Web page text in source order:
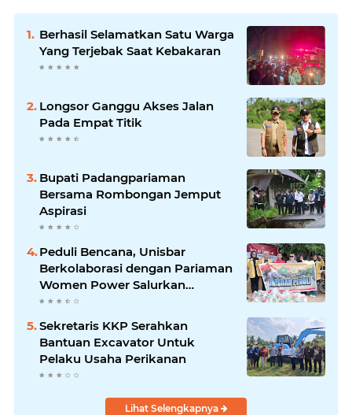
Berhasil Selamatkan Satu Warga
Yang Terjebak Saat Kebakaran
Longsor Ganggu Akses Jalan
Pada Empat Titik
Bupati Padangpariaman
Bersama Rombongan Jemput
Aspirasi
Peduli Bencana, Unisbar
Berkolaborasi dengan Pariaman
Women Power Salurkan
Bantuan untuk Korban Banjir di
Padang
Sekretaris KKP Serahkan
Bantuan Excavator Untuk
Pelaku Usaha Perikanan
Lihat Selengkapnya